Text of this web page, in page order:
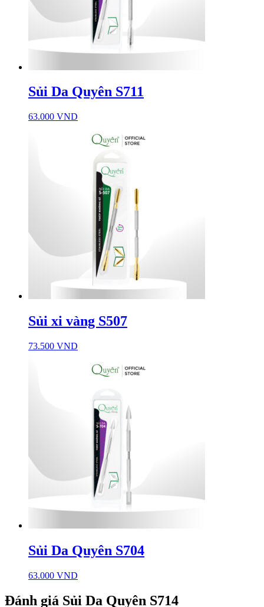
Sủi Da Quyên S711
63.000 VND
Sủi xi vàng S507
73.500 VND
Sủi Da Quyên S704
63.000 VND
Đánh giá Sủi Da Quyên S714